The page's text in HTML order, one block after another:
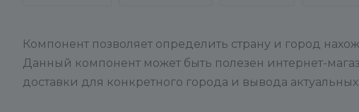
Компонент позволяет определить страну и город
Данный компонент может быть полезен интернет-
доставки для конкретного города и вывода